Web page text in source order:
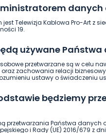
danych
Telewizja Kablowa Pro-Art z
19.
używane
przetwarzane są w celu
oraz zachowania relacji
ustawy o świadczeniu
będziemy
przetwarzania Państwa danych
i Rady (UE) 2016/679 z
GOSPODARKA I
ŚRODOWISKO WASZE